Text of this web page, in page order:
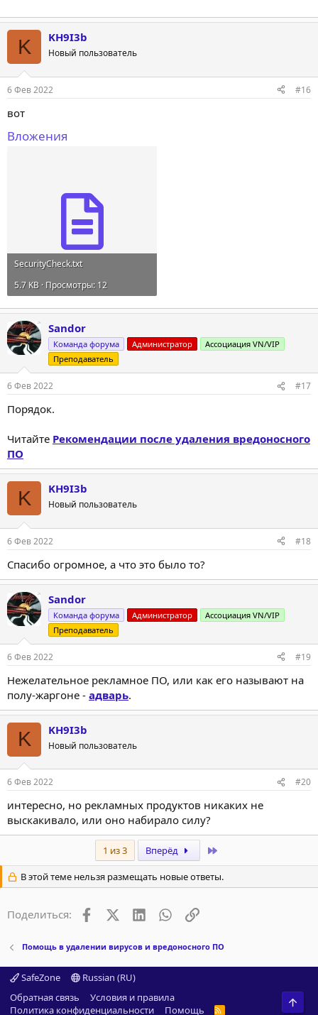
K KH9I3b
Новый пользователь
6 Фев 2022 #16
вот
Вложения
SecurityCheck.txt
5.7 KB · Просмотры: 12
Sandor
Команда форума Администратор
Ассоциация VN/VIP
Преподаватель
6 Фев 2022 #17
Порядок.
Читайте Рекомендации после удаления вредоносного
ПО
K KH9I3b
Новый пользователь
6 Фев 2022 #18
Спасибо огромное, а что это было то?
Sandor
Команда форума Администратор
Ассоциация VN/VIP
Преподаватель
6 Фев 2022 #19
Нежелательное рекламное ПО, или как его называют на
полу-жаргоне - адварь.
K KH9I3b
Новый пользователь
6 Фев 2022 #20
интересно, но рекламных продуктов никаких не
выскакивало, или оно набирало силу?
1 из 3 Вперёд
В этой теме нельзя размещать новые ответы.
Поделиться: FacebookX (Twitter)
LinkedInWhatsAppСсылка
Помощь в удалении вирусов и вредоносного ПО
SafeZone
Russian (RU)
Обратная связь
Условия и правила
Политика конфиденциальности
Помощь
R